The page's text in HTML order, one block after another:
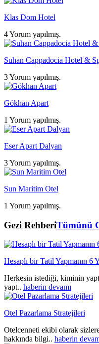
Klas Dom Hotel
4 Yorum yapılmış.
Suhan Cappadocia Hotel &
3 Yorum yapılmış.
Gökhan Apart
1 Yorum yapılmış.
Eser Apart Dalyan
3 Yorum yapılmış.
Sun Maritim Otel
1 Yorum yapılmış.
Gezi RehberiTümünü
Hesaplı bir Tatil Yapmanın 6
Herkesin istediği, kiminin
yapt.. haberin devamı
Otel Pazarlama Stratejileri
Otelcenneti ekibi olarak
hakkında bilgi.. haberin